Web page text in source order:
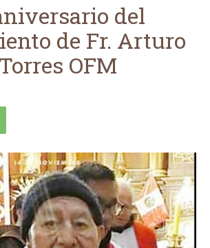
del
de Fr. Arturo
OFM